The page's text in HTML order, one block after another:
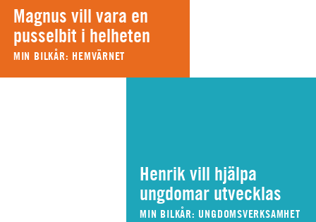
Magnus vill vara en
pusselbit i helheten
MIN BILKÅR: HEMVÄRNET
Henrik vill hjälpa
ungdomar utvecklas
MIN BILKÅR: UNGDOMSVERKSAMHET